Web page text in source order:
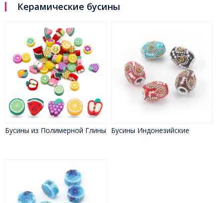
Керамические бусины
Бусины из Полимерной Глины Бусины Индонезийские